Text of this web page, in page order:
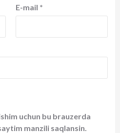
E-mail *
uchun bu brauzerda
manzili saqlansin.